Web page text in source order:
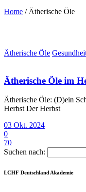
Home / Ätherische Öle
Ätherische Öle
Ätherische Öle im
Ätherische Öle: (D)ein
Herbst Der Herbst
03 Okt. 2024
0
70
Suchen nach:
LCHF Deutschland Akademie